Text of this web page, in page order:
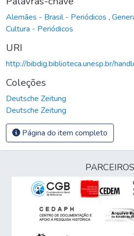
Alemães - Brasil - Periódicos ,
Cultura - Periódicos
URI
http://bibdig.biblioteca.unesp.br/
Coleções
Deutsche Zeitung
Deutsche Zeitung
Página do item completo
PARCEIROS